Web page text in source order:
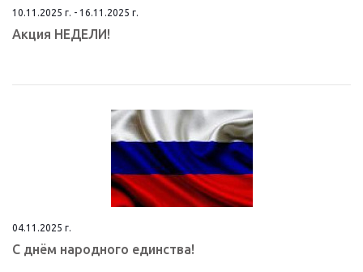
10.11.2025 г. - 16.11.2025 г.
Aкция НEДЕЛИ!
04.11.2025 г.
С днём народного единства!